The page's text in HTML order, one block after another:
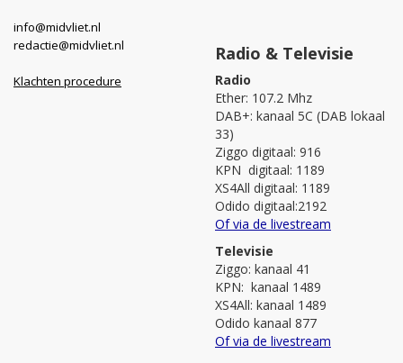
info@midvliet.nl
redactie@midvliet.nl
Klachten procedure
Radio & Televisie
Radio
Ether: 107.2 Mhz
DAB+: kanaal 5C (DAB lokaal
33)
Ziggo digitaal: 916
KPN digitaal: 1189
XS4All digitaal: 1189
Odido digitaal:2192
Of via de livestream
Televisie
Ziggo: kanaal 41
KPN: kanaal 1489
XS4All: kanaal 1489
Odido kanaal 877
Of via de livestream